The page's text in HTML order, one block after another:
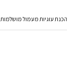
עוגיות מעמול מושלמות